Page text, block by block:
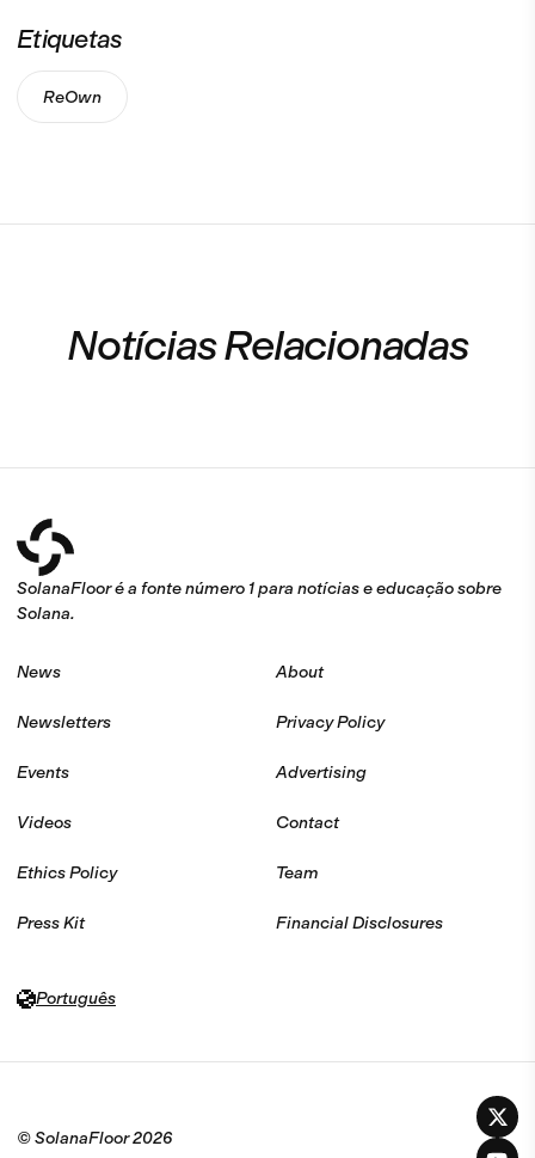
Etiquetas
ReOwn
Notícias Relacionadas
SolanaFloor é a fonte número 1 para notícias e educação sobre
Solana.
News
Newsletters
Events
Videos
Ethics Policy
Press Kit
About
Privacy Policy
Advertising
Contact
Team
Financial Disclosures
Português
© SolanaFloor2026